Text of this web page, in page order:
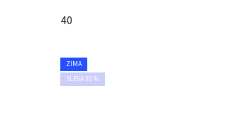
40
ZIMA
SLEVA 30 %